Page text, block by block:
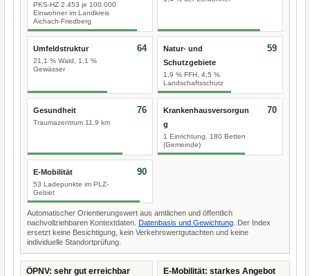
PKS-HZ 2.453 je 100.000
Einwohner im Landkreis
Aichach-Friedberg
Umfeldstruktur
21,1 % Wald, 1,1 %
Gewässer
64
Natur- und
Schutzgebiete
1,9 % FFH, 4,5 %
Landschaftsschutz
59
Gesundheit
Traumazentrum 11,9 km
76
Krankenhausversorgun
g
1 Einrichtung, 180 Betten
(Gemeinde)
70
E-Mobilität
53 Ladepunkte im PLZ-
Gebiet
90
Automatischer Orientierungswert aus amtlichen und öffentlich
nachvollziehbaren Kontextdaten. Datenbasis und Gewichtung . Der Index
ersetzt keine Besichtigung, kein Verkehrswertgutachten und keine
individuelle Standortprüfung.
ÖPNV: sehr gut erreichbar E-Mobilität: starkes Angebot